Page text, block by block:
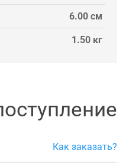
6.00 см
1.50 кг
Как заказать?